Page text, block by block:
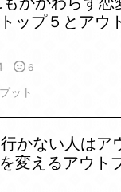
ップ５とアウ
6
ット
かない人はア
変えるアウト